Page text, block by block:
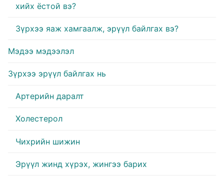
хийх ёстой вэ?
Зүрхээ яаж хамгаалж, эрүүл байлгах вэ?
Мэдээ мэдээлэл
Зүрхээ эрүүл байлгах нь
Артерийн даралт
Холестерол
Чихрийн шижин
Эрүүл жинд хүрэх, жингээ барих